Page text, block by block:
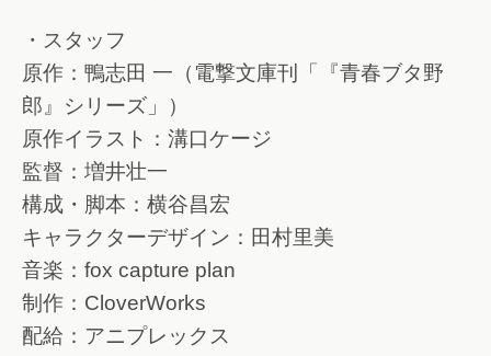
・スタッフ
原作：鴨志田 一（電撃文庫刊「『青春ブタ野
郎』シリーズ」）
原作イラスト：溝口ケージ
監督：増井壮一
構成・脚本：横谷昌宏
キャラクターデザイン：田村里美
音楽：fox capture plan
制作：CloverWorks
配給：アニプレックス